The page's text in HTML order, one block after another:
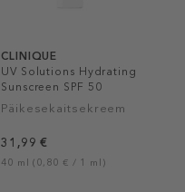
CLINIQUE
UV Solutions Hydrating
Sunscreen SPF 50
Päikesekaitsekreem
31,99 €
40 ml (0,80 € / 1 ml)